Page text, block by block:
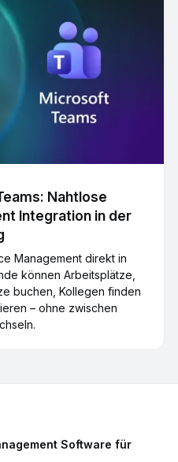
Nahtlose
Integration in der
Management direkt in
können Arbeitsplätze,
buchen, Kollegen finden
– ohne zwischen
Software für